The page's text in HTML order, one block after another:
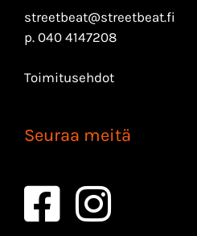
streetbeat@streetbeat.fi
p. 040 4147208
Toimitusehdot
Seuraa meitä